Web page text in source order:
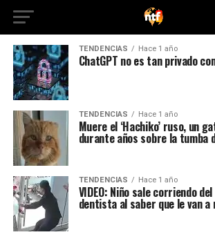
TENDENCIAS Hace 1 año
ChatGPT no es tan privado
TENDENCIAS Hace 1 año
Muere el ‘Hachiko’ ruso, un
durante años sobre la tumba
TENDENCIAS Hace 1 año
VIDEO: Niño sale corriendo
dentista al saber que le van